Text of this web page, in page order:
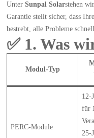
UnterSunpal Solarstehen
Garantie stellt sicher, dass
bestrebt, alle Probleme
✅ 1. Was
Modul-Typ
PERC-Module
12-
für
25-